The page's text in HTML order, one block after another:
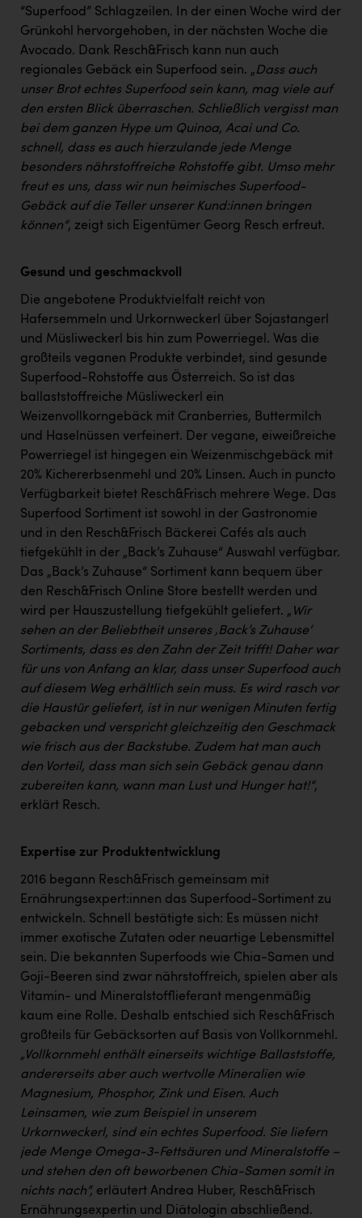
SCHMACHTL GmbH
Schwingshandl - automation technology gmbh
Seher + Partner
Smurfit Westrock Nettingsdorf
TCL
TGW Logistics
TRAILOMAT & Cycling Austria
VERITAS
Vorlagenportal
Wir besiegen Krebs
Wirtschaftskammer OÖ
ZGONC
ZULuft - Zukunft Luft Austria
z.l.ö.
Österreichisches Hebammengremium
Wirtschaftskammer OÖ Energiehandel
Dopgas
kunden basics
kontakt
“Superfood” Schlagzeilen. In der einen Woche wird der
Grünkohl hervorgehoben, in der nächsten Woche die
Avocado. Dank Resch&Frisch kann nun auch
regionales Gebäck ein Superfood sein. „Dass auch
unser Brot echtes Superfood sein kann, mag viele auf
den ersten Blick überraschen. Schließlich vergisst man
bei dem ganzen Hype um Quinoa, Acai und Co.
schnell, dass es auch hierzulande jede Menge
besonders nährstoffreiche Rohstoffe gibt. Umso mehr
freut es uns, dass wir nun heimisches Superfood-
Gebäck auf die Teller unserer Kund:innen bringen
können“, zeigt sich Eigentümer Georg Resch erfreut.
Gesund und geschmackvoll
Die angebotene Produktvielfalt reicht von
Hafersemmeln und Urkornweckerl über Sojastangerl
und Müsliweckerl bis hin zum Powerriegel. Was die
großteils veganen Produkte verbindet, sind gesunde
Superfood-Rohstoffe aus Österreich. So ist das
ballaststoffreiche Müsliweckerl ein
Weizenvollkorngebäck mit Cranberries, Buttermilch
und Haselnüssen verfeinert. Der vegane, eiweißreiche
Powerriegel ist hingegen ein Weizenmischgebäck mit
20% Kichererbsenmehl und 20% Linsen. Auch in puncto
Verfügbarkeit bietet Resch&Frisch mehrere Wege. Das
Superfood Sortiment ist sowohl in der Gastronomie
und in den Resch&Frisch Bäckerei Cafés als auch
tiefgekühlt in der „Back’s Zuhause“ Auswahl verfügbar.
Das „Back’s Zuhause“ Sortiment kann bequem über
den Resch&Frisch Online Store bestellt werden und
wird per Hauszustellung tiefgekühlt geliefert. „ Wir
sehen an der Beliebtheit unseres ‚Back’s Zuhause‘
Sortiments, dass es den Zahn der Zeit trifft! Daher war
für uns von Anfang an klar, dass unser Superfood auch
auf diesem Weg erhältlich sein muss. Es wird rasch vor
die Haustür geliefert, ist in nur wenigen Minuten fertig
gebacken und verspricht gleichzeitig den Geschmack
wie frisch aus der Backstube. Zudem hat man auch
den Vorteil, dass man sich sein Gebäck genau dann
zubereiten kann, wann man Lust und Hunger hat!“,
erklärt Resch.
Expertise zur Produktentwicklung
2016 begann Resch&Frisch gemeinsam mit
Ernährungsexpert:innen das Superfood-Sortiment zu
entwickeln. Schnell bestätigte sich: Es müssen nicht
immer exotische Zutaten oder neuartige Lebensmittel
sein. Die bekannten Superfoods wie Chia-Samen und
Goji-Beeren sind zwar nährstoffreich, spielen aber als
Vitamin- und Mineralstofflieferant mengenmäßig
kaum eine Rolle. Deshalb entschied sich Resch&Frisch
großteils für Gebäcksorten auf Basis von Vollkornmehl.
„Vollkornmehl enthält einerseits wichtige Ballaststoffe,
andererseits aber auch wertvolle Mineralien wie
Magnesium, Phosphor, Zink und Eisen. Auch
Leinsamen, wie zum Beispiel in unserem
Urkornweckerl, sind ein echtes Superfood. Sie liefern
jede Menge Omega-3-Fettsäuren und Mineralstoffe –
und stehen den oft beworbenen Chia-Samen somit in
nichts nach“, erläutert Andrea Huber, Resch&Frisch
Ernährungsexpertin und Diätologin abschließend.